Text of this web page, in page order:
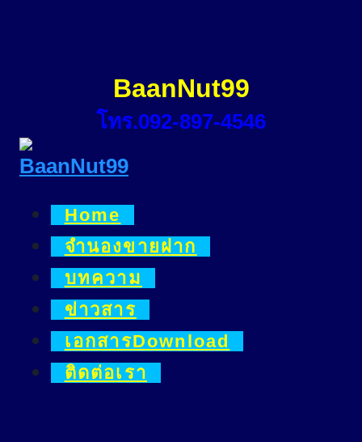
BaanNut99
โทร.092-897-4546
Home
จำนองขายฝาก
บทความ
ข่าวสาร
เอกสารDownload
ติดต่อเรา